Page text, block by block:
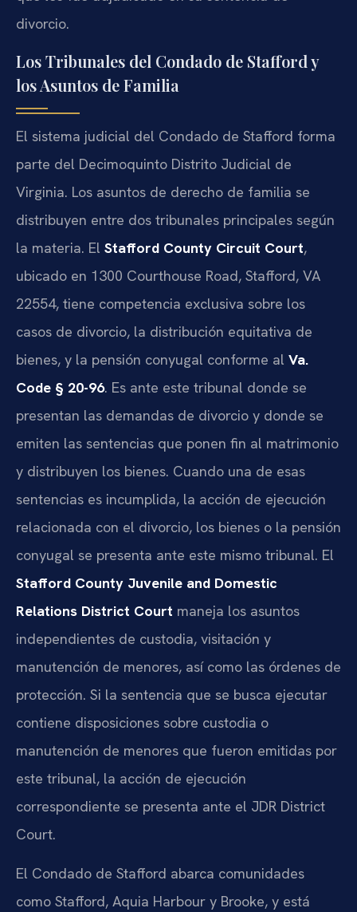
divorcio.
Los Tribunales del Condado de Stafford y
los Asuntos de Familia
El sistema judicial del Condado de Stafford forma
parte del Decimoquinto Distrito Judicial de
Virginia. Los asuntos de derecho de familia se
distribuyen entre dos tribunales principales según
la materia. El Stafford County Circuit Court,
ubicado en 1300 Courthouse Road, Stafford, VA
22554, tiene competencia exclusiva sobre los
casos de divorcio, la distribución equitativa de
bienes, y la pensión conyugal conforme al Va.
Code § 20-96. Es ante este tribunal donde se
presentan las demandas de divorcio y donde se
emiten las sentencias que ponen fin al matrimonio
y distribuyen los bienes. Cuando una de esas
sentencias es incumplida, la acción de ejecución
relacionada con el divorcio, los bienes o la pensión
conyugal se presenta ante este mismo tribunal. El
Stafford County Juvenile and Domestic
Relations District Court maneja los asuntos
independientes de custodia, visitación y
manutención de menores, así como las órdenes de
protección. Si la sentencia que se busca ejecutar
contiene disposiciones sobre custodia o
manutención de menores que fueron emitidas por
este tribunal, la acción de ejecución
correspondiente se presenta ante el JDR District
Court.
El Condado de Stafford abarca comunidades
como Stafford, Aquia Harbour y Brooke, y está